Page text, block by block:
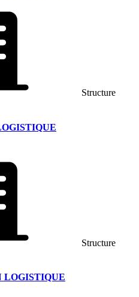
Structure
Structure
LOGISTIQUE